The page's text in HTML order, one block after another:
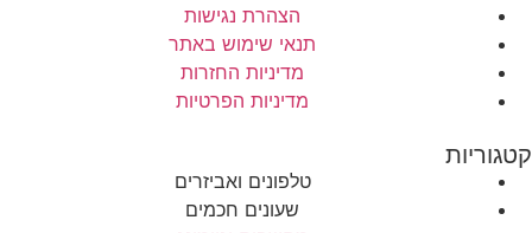
הצהרת נגישות
תנאי שימוש באתר
מדיניות החזרות
מדיניות הפרטיות
קטגוריות
טלפונים ואביזרים
שעונים חכמים